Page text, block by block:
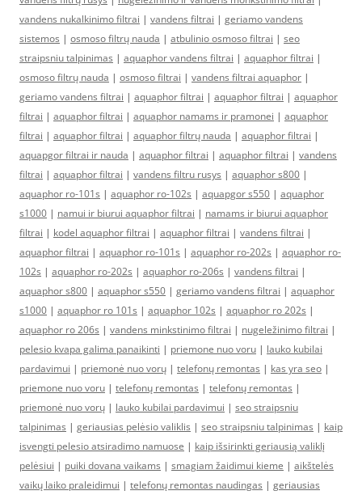
vandens nukalkinimo filtrai | vandens filtrai | geriamo vandens
sistemos | osmoso filtrų nauda | atbulinio osmoso filtrai | seo
straipsniu talpinimas | aquaphor vandens filtrai | aquaphor filtrai |
osmoso filtrų nauda | osmoso filtrai | vandens filtrai aquaphor |
geriamo vandens filtrai | aquaphor filtrai | aquaphor filtrai | aquaphor
filtrai | aquaphor filtrai | aquaphor namams ir pramonei | aquaphor
filtrai | aquaphor filtrai | aquaphor filtrų nauda | aquaphor filtrai |
aquapgor filtrai ir nauda | aquaphor filtrai | aquaphor filtrai | vandens
filtrai | aquaphor filtrai | vandens filtru rusys | aquaphor s800 |
aquaphor ro-101s | aquaphor ro-102s | aquapgor s550 | aquaphor
s1000 | namui ir biurui aquaphor filtrai | namams ir biurui aquaphor
filtrai | kodel aquaphor filtrai | aquaphor filtrai | vandens filtrai |
aquaphor filtrai | aquaphor ro-101s | aquaphor ro-202s | aquaphor ro-
102s | aquaphor ro-202s | aquaphor ro-206s | vandens filtrai |
aquaphor s800 | aquaphor s550 | geriamo vandens filtrai | aquaphor
s1000 | aquaphor ro 101s | aquaphor 102s | aquaphor ro 202s |
aquaphor ro 206s | vandens minkstinimo filtrai | nugeležinimo filtrai |
pelesio kvapa galima panaikinti | priemone nuo voru | lauko kubilai
pardavimui | priemonė nuo vorų | telefonų remontas | kas yra seo |
priemone nuo voru | telefonų remontas | telefonų remontas |
priemonė nuo vorų | lauko kubilai pardavimui | seo straipsniu
talpinimas | geriausias pelėsio valiklis | seo straipsniu talpinimas | kaip
isvengti pelesio atsiradimo namuose | kaip išsirinkti geriausią valiklį
pelėsiui | puiki dovana vaikams | smagiam žaidimui kieme | aikštelės
vaikų laiko praleidimui | telefonų remontas naudingas | geriausias